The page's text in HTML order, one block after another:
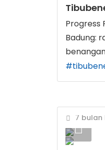
Progress
Badung:
7 bulan